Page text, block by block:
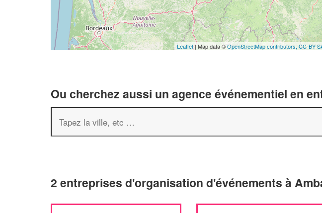
Leaflet| Map data ©OpenStreetMap contributors, CC-BY-
Ou cherchez aussi un agence événementiel en
2 entreprises d'organisation d'événements à